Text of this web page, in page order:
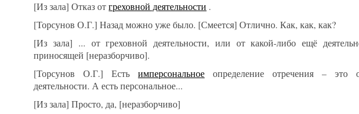
[Из зала] Отказ отгреховной деятельности .
[Торсунов О.Г.] Назад можно уже было. [Смеется] Отлично. Как, как, как?
[Из зала] ... от греховной деятельности, или от какой-либо ещё
приносящей [неразборчиво].
[Торсунов О.Г.] Естьимперсональное определение отречения – это
деятельности. А есть персональное...
[Из зала] Просто, да, [неразборчиво]